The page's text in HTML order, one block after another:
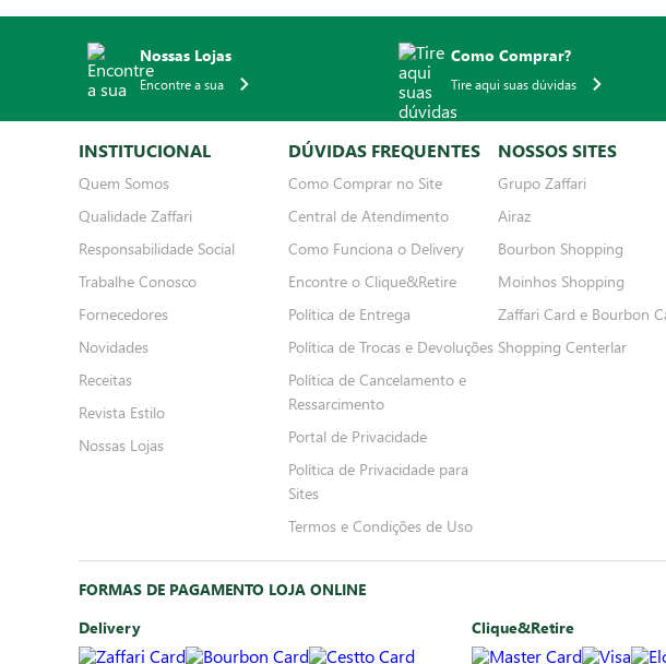
Nossas Lojas
Encontre a sua
Como Comprar?
Tire aqui suas dúvidas
INSTITUCIONAL
Quem Somos
Qualidade Zaffari
Responsabilidade Social
Trabalhe Conosco
Fornecedores
Novidades
Receitas
Revista Estilo
Nossas Lojas
DÚVIDAS FREQUENTES
Como Comprar no Site
Central de Atendimento
Como Funciona o Delivery
Encontre o Clique&Retire
Política de Entrega
Política de Trocas e Devoluções
Política de Cancelamento e
Ressarcimento
Portal de Privacidade
Política de Privacidade para
Sites
Termos e Condições de Uso
NOSSOS SITES
Grupo Zaffari
Airaz
Bourbon Shopping
Moinhos Shopping
Zaffari Card e Bourbon
Shopping Centerlar
FORMAS DE PAGAMENTO LOJA ONLINE
Delivery
Clique&Retire